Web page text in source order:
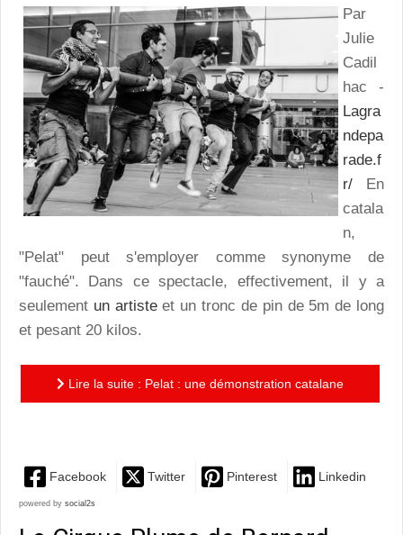
Par
Julie
Cadil
hac -
Lagra
ndepa
rade.f
r/ En
catala
n,
"Pelat" peut s'employer comme synonyme de
"fauché". Dans ce spectacle, effectivement, il y a
seulement un artisteet un tronc de pin de 5m de long
et pesant 20 kilos.
Lire la suite : Pelat : une démonstration catalane
Facebook Twitter Pinterest Linkedin
powered by social2s